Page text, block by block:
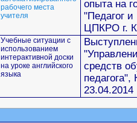
рабочего места
учителя
опыта на
"Педагог
ЦПКРО г.
Учебные ситуации с
использованием
интерактивной доски
на уроке английского
языка
средств
23.04.2014